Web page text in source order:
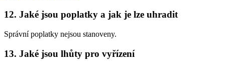
12. Jaké jsou poplatky a jak je lze uhradit
Správní poplatky nejsou stanoveny.
13. Jaké jsou lhůty pro vyřízení